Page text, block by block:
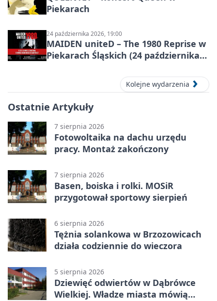
Piekarach
24 października 2026, 19:00
MAIDEN uniteD – The 1980 Reprise w
Piekarach Śląskich (24 października
Kolejne wydarzenia
Ostatnie Artykuły
7 sierpnia 2026
Fotowoltaika na dachu urzędu
pracy. Montaż zakończony
7 sierpnia 2026
Basen, boiska i rolki. MOSiR
przygotował sportowy sierpień
6 sierpnia 2026
Tężnia solankowa w Brzozowicach
działa codziennie do wieczora
5 sierpnia 2026
Dziewięć odwiertów w Dąbrówce
Wielkiej. Władze miasta mówią